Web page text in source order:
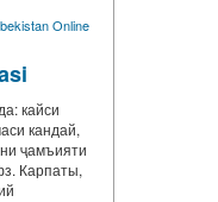
Online
кайси
кандай,
ҷамъияти
Карпаты,